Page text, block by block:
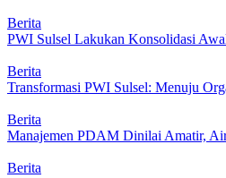
Berita
PWI Sulsel Lakukan Konsolidasi
Berita
Transformasi PWI Sulsel: Menuju
Berita
Manajemen PDAM Dinilai Amatir,
Berita